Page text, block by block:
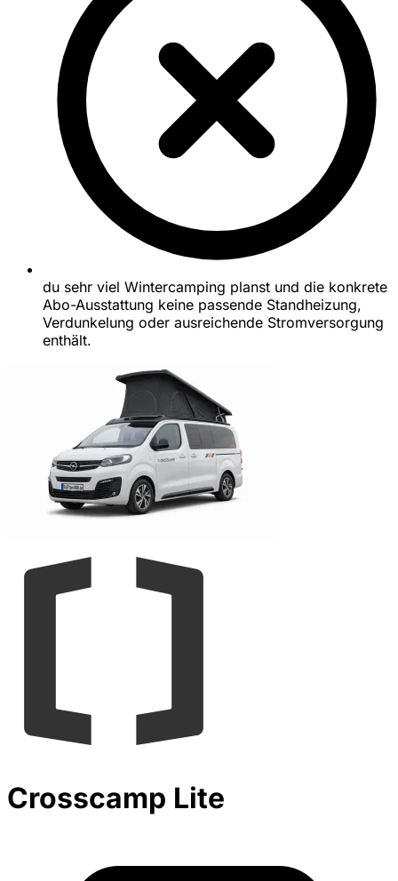
du sehr viel Wintercamping planst und die konkrete
Abo-Ausstattung keine passende Standheizung,
Verdunkelung oder ausreichende Stromversorgung
enthält.
Crosscamp Lite